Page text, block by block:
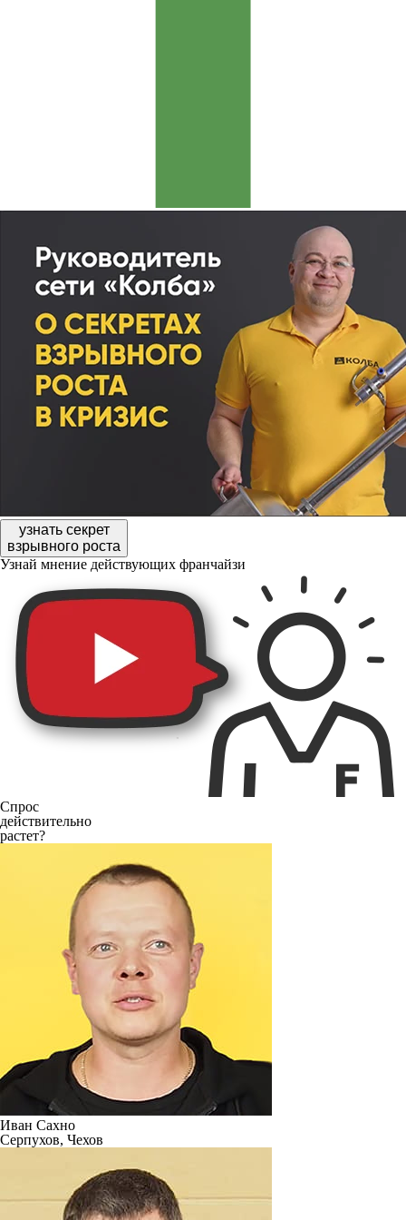
узнать секрет
взрывного роста
Узнай мнение действующих франчайзи
Спрос
действительно
растет?
Иван Сахно
Серпухов, Чехов